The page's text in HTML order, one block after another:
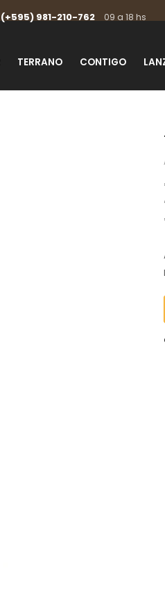
TERRANO CONTIGO
(+595) 981-210-762 09 a 18 hs